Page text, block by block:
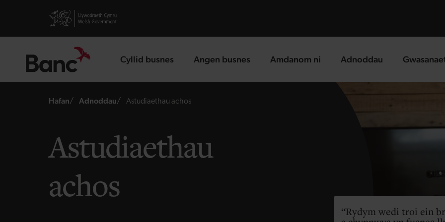
Visit gov.wales website
Cyllid busnes
landing page Angen busnes
landing page Amdanom ni
landing page Adnoddau
landing page landing
Hafan Adnoddau Astudiaethau achos
Astudiaethau
achos
Rydym wedi troi ein